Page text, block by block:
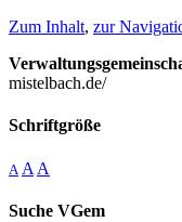
Zum Inhalt, zur
mistelbach.de/
Schriftgröße
A A A
Suche VGem